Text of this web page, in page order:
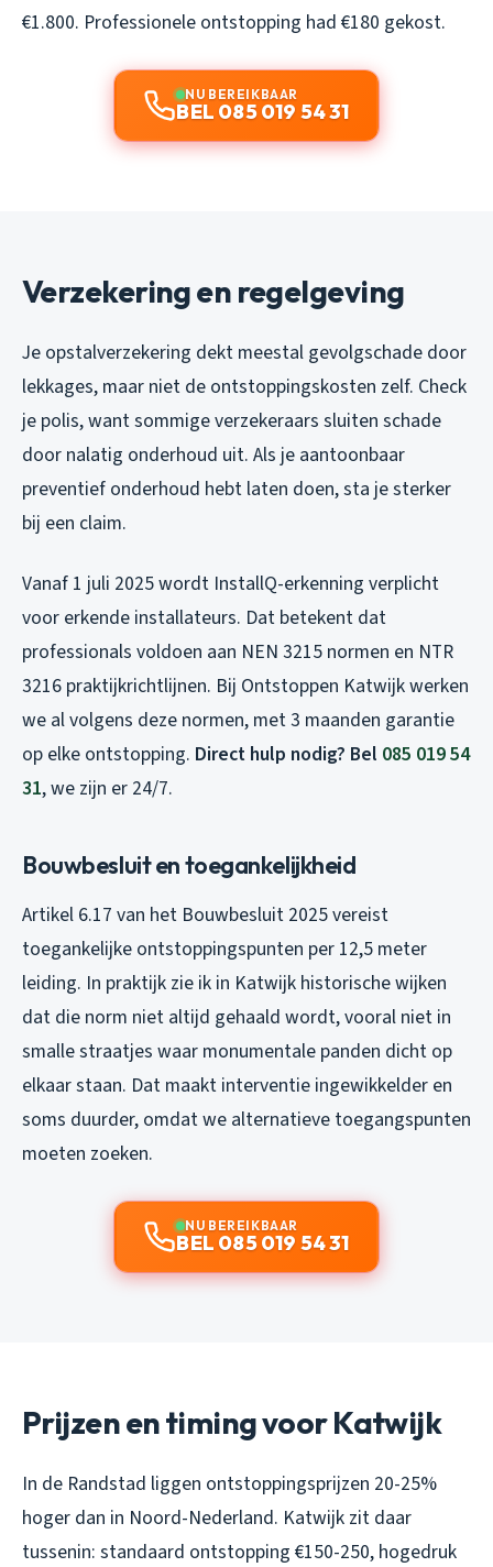
€1.800. Professionele ontstopping had €180 gekost.
NU BEREIKBAAR
BEL 085 019 54 31
Verzekering en regelgeving
Je opstalverzekering dekt meestal gevolgschade door
lekkages, maar niet de ontstoppingskosten zelf. Check
je polis, want sommige verzekeraars sluiten schade
door nalatig onderhoud uit. Als je aantoonbaar
preventief onderhoud hebt laten doen, sta je sterker
bij een claim.
Vanaf 1 juli 2025 wordt InstallQ-erkenning verplicht
voor erkende installateurs. Dat betekent dat
professionals voldoen aan NEN 3215 normen en NTR
3216 praktijkrichtlijnen. Bij Ontstoppen Katwijk werken
we al volgens deze normen, met 3 maanden garantie
op elke ontstopping. Direct hulp nodig? Bel 085 019 54
31, we zijn er 24/7.
Bouwbesluit en toegankelijkheid
Artikel 6.17 van het Bouwbesluit 2025 vereist
toegankelijke ontstoppingspunten per 12,5 meter
leiding. In praktijk zie ik in Katwijk historische wijken
dat die norm niet altijd gehaald wordt, vooral niet in
smalle straatjes waar monumentale panden dicht op
elkaar staan. Dat maakt interventie ingewikkelder en
soms duurder, omdat we alternatieve toegangspunten
moeten zoeken.
NU BEREIKBAAR
BEL 085 019 54 31
Prijzen en timing voor Katwijk
In de Randstad liggen ontstoppingsprijzen 20-25%
hoger dan in Noord-Nederland. Katwijk zit daar
tussenin: standaard ontstopping €150-250, hogedruk